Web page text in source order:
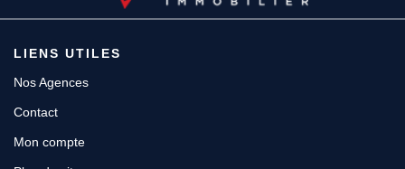
LIENS UTILES
Nos Agences
Contact
Mon compte